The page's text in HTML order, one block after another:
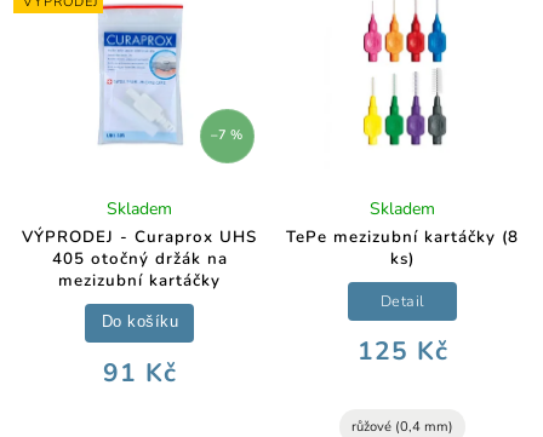
–7 %
VÝPRODEJ - Curaprox UHS
405 otočný držák na
mezizubní kartáčky
Skladem
91 Kč
Do košíku
TePe mezizubní kartáčky (8
ks)
Skladem
125 Kč
Detail
růžové (0,4 mm)